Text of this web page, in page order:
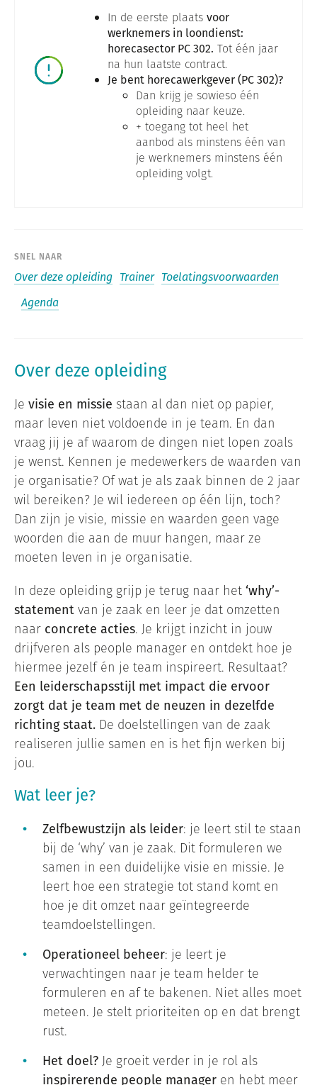
In de eerste plaats voor
werknemers in loondienst:
horecasector PC 302. Tot één jaar
na hun laatste contract.
Je bent horecawerkgever (PC 302)?
Dan krijg je sowieso één
opleiding naar keuze.
+ toegang tot heel het
aanbod als minstens één van
je werknemers minstens één
opleiding volgt.
SNEL NAAR
Over deze opleiding Trainer Toelatingsvoorwaarden
Agenda
Over deze opleiding
Je visie en missie staan al dan niet op papier,
maar leven niet voldoende in je team. En dan
vraag jij je af waarom de dingen niet lopen zoals
je wenst. Kennen je medewerkers de waarden van
je organisatie? Of wat je als zaak binnen de 2 jaar
wil bereiken? Je wil iedereen op één lijn, toch?
Dan zijn je visie, missie en waarden geen vage
woorden die aan de muur hangen, maar ze
moeten leven in je organisatie.
In deze opleiding grijp je terug naar het ‘why’-
statement van je zaak en leer je dat omzetten
naar concrete acties. Je krijgt inzicht in jouw
drijfveren als people manager en ontdekt hoe je
hiermee jezelf én je team inspireert. Resultaat?
Een leiderschapsstijl met impact die ervoor
zorgt dat je team met de neuzen in dezelfde
richting staat. De doelstellingen van de zaak
realiseren jullie samen en is het fijn werken bij
jou.
Wat leer je?
Zelfbewustzijn als leider: je leert stil te staan
bij de ‘why’ van je zaak. Dit formuleren we
samen in een duidelijke visie en missie. Je
leert hoe een strategie tot stand komt en
hoe je dit omzet naar geïntegreerde
teamdoelstellingen.
Operationeel beheer: je leert je
verwachtingen naar je team helder te
formuleren en af te bakenen. Niet alles moet
meteen. Je stelt prioriteiten op en dat brengt
rust.
Het doel? Je groeit verder in je rol als
inspirerende people manager en hebt meer